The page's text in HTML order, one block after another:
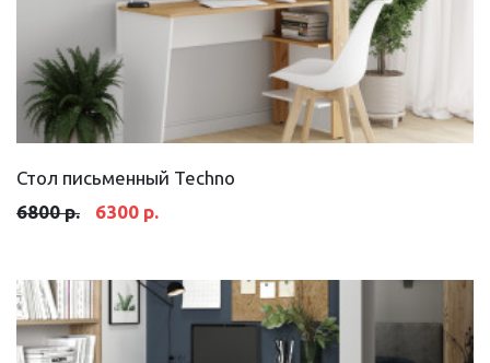
Стол письменный Techno
6800 р.
6300 р.